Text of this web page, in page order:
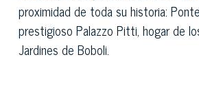
proximidad de toda su historia:
prestigioso Palazzo Pitti, hogar de
Jardines de Boboli.